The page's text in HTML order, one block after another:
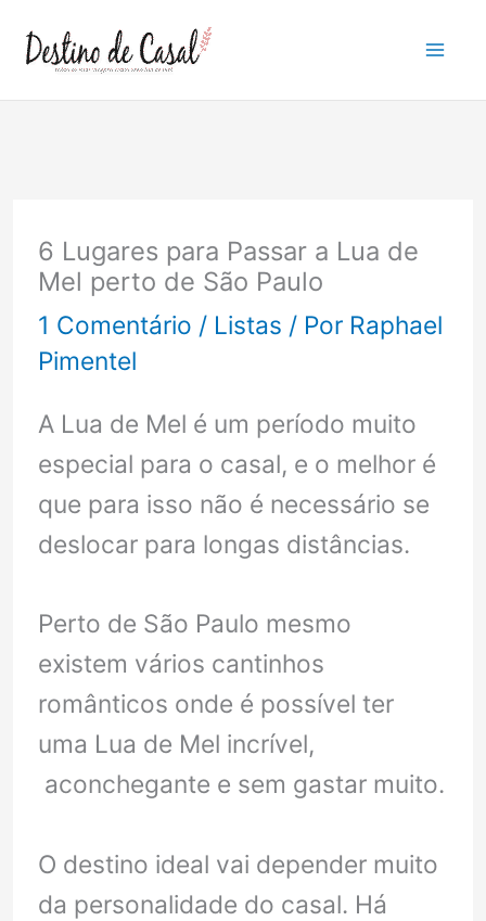
para
o
6 Lugares para Passar a Lua de
Mel perto de São Paulo
1 Comentário / Listas / Por Raphael
Pimentel
A Lua de Mel é um período muito
especial para o casal, e o melhor é
que para isso não é necessário se
deslocar para longas distâncias.
Perto de São Paulo mesmo
existem vários cantinhos
românticos onde é possível ter
uma Lua de Mel incrível,
aconchegante e sem gastar muito.
O destino ideal vai depender muito
da personalidade do casal. Há